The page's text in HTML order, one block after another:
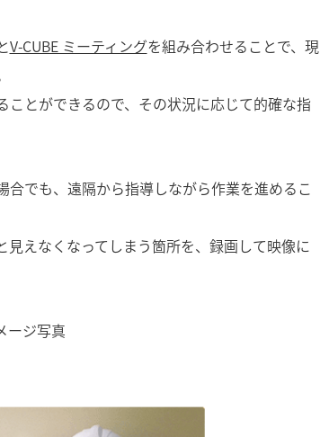
V-CUBE ミーティングを組み合わせることで、現
とができるので、その状況に応じて的確な指
でも、遠隔から指導しながら作業を進めるこ
えなくなってしまう箇所を、録画して映像に
ージ写真